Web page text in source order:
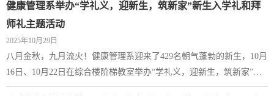
验，深入探索了人体生命的奥秘与中医药文化的博大精深，并在实践
中学习了宝贵的健康知识与急救技能。在人体生命科学馆、中药标本
馆以及康复科普基地脊柱关爱馆内，随处可见学生们充满好奇的身
影。人体生命科学馆为同学们打开了一扇认...
健康管理系举办“学礼义，迎新生，筑新家”新生入学礼和拜
师礼主题活动
2025年10月29日
八月金秋，九月流火！健康管理系迎来了429名朝气蓬勃的新生，10月
16日、10月22日在综合楼阶梯教室举办“学礼义，迎新生，筑新家”主
题活动——新生入学礼和拜师礼，健康管理系全体教师出席活动。活